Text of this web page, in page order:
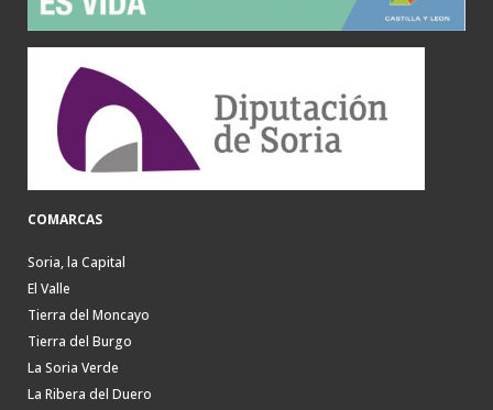
COMARCAS
Soria, la Capital
El Valle
Tierra del Moncayo
Tierra del Burgo
La Soria Verde
La Ribera del Duero